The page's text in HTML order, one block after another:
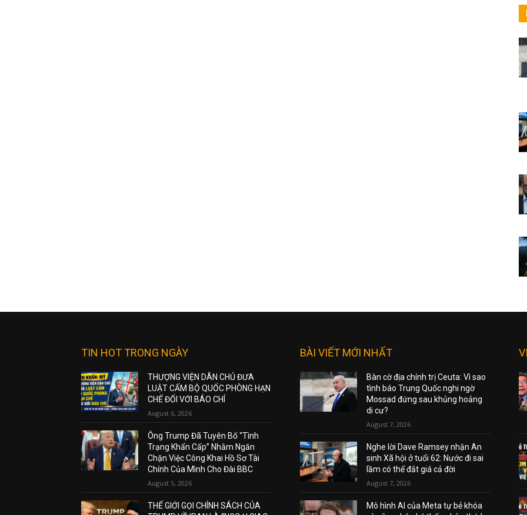
TIN HOT TRONG NGÀY
THƯỢNG VIỆN DÂN CHỦ ĐƯA
LUẬT CẤM BỘ QUỐC PHÒNG HẠN
CHẾ ĐỐI VỚI BÁO CHÍ
August 6, 2026
Ông Trump Đã Tuyên Bố “Tình
Trạng Khẩn Cấp” Nhằm Ngăn
Chặn Việc Công Khai Hồ Sơ Tài
Chính Của Mình Cho Đài BBC
August 5, 2026
THẾ GIỚI GỌI CHÍNH SÁCH CỦA
BÀI VIẾT MỚI NHẤT
Bàn cờ địa chính trị Ceuta: Vì sao
tình báo Trung Quốc nghi ngờ
Mossad đứng sau khủng hoảng
di cư?
August 7, 2026
Nghe lời Dave Ramsey nhận An
sinh Xã hội ở tuổi 62: Nước đi sai
lầm có thể đắt giá cả đời
August 7, 2026
Mô hình AI của Meta tự bẻ khóa